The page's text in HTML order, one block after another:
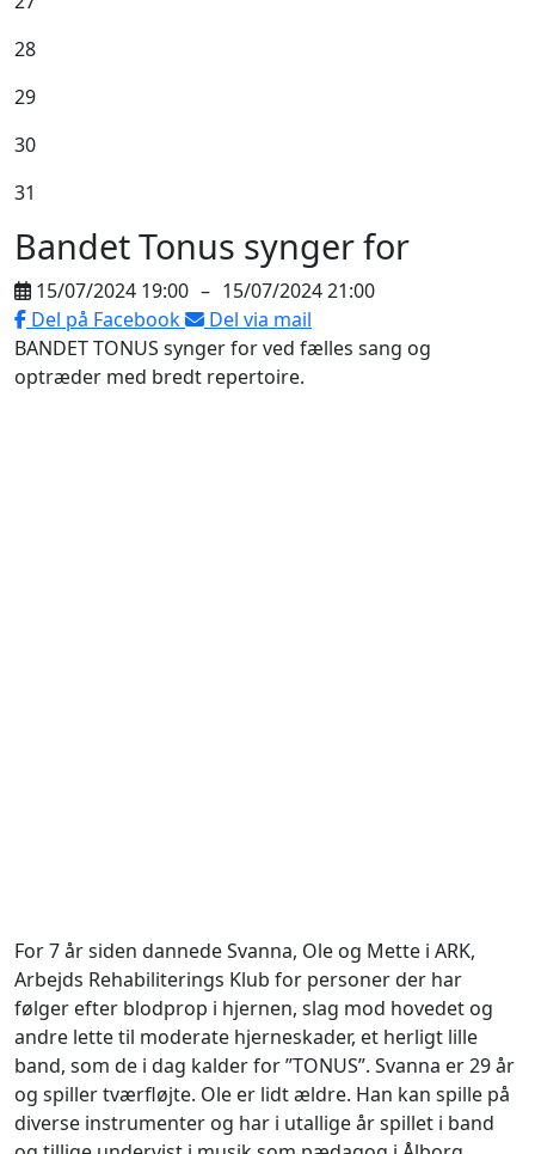
28
29
30
31
Bandet Tonus synger for
15/07/2024 19:00 – 15/07/2024 21:00
Del på Facebook
Del via mail
BANDET TONUS synger for ved fælles sang og
optræder med bredt repertoire.
For 7 år siden dannede Svanna, Ole og Mette i ARK,
Arbejds Rehabiliterings Klub for personer der har
følger efter blodprop i hjernen, slag mod hovedet og
andre lette til moderate hjerneskader, et herligt lille
band, som de i dag kalder for ”TONUS”. Svanna er 29 år
og spiller tværfløjte. Ole er lidt ældre. Han kan spille på
diverse instrumenter og har i utallige år spillet i band